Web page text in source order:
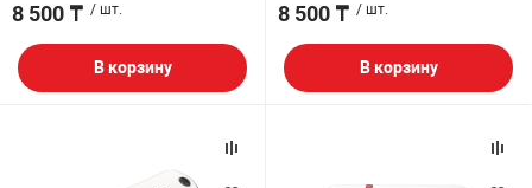
8 500 ₸ / шт.
В корзину
8 500 ₸ / шт.
В корзину